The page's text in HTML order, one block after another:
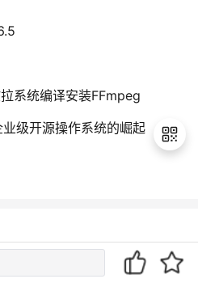
系统编译安装FFmpeg
级开源操作系统的崛起
到底了~